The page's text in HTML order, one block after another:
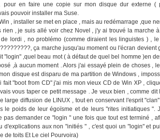
pour en faire une copie sur mon disque dur externe (
pouvoir installer ma Suse.
, installer se met en place , mais au redémarrage ,que
, je suis allé voir chez Novel , j'y ai trouvé la marche
lordi , no problémo (comme diraient les linguistes ) ,
ça marche jusqu'au moment ou l'écran devient
"login" ,quel beau mot ( à défaut de quel bel homme )en
,à aucun moment . Alors j'ai essayé plein de choses ,
disque est disparu de ma partition de Windows ,
"boot from CD" j'ai mis mon vieux CD de Win XP ,
vous taper ce petit message . Je veux bien , comme
large diffusion de LINUX , tout en conservant l'esprit
le poids de leur égoïsme et de leurs "rites initiatiques ".
demander ce "login " une fois que tout est terminé ,
d'explications aux non "initiés " , c'est quoi un "login" et
de toits Et Le ciel Pourvoira)